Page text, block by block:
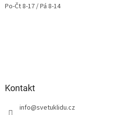
Po-Čt 8-17 / Pá 8-14
Kontakt
info@svetuklidu.cz